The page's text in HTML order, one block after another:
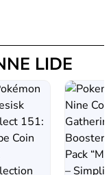
LIDE